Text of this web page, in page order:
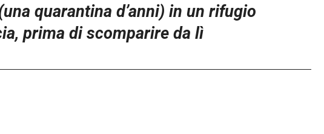
quarantina d’anni) in un rifugio
prima di scomparire da lì